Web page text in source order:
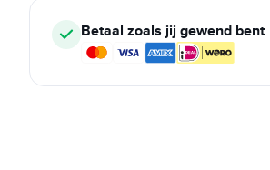
Betaal zoals jij gewend bent